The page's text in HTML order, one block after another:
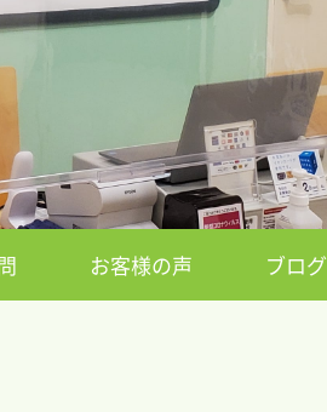
お客様の声 ブログ